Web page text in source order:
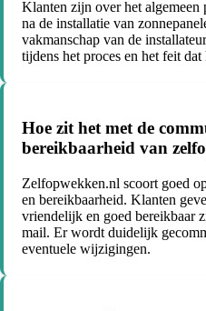
Klanten zijn over het
na de installatie van
vakmanschap van de
tijdens het proces en het feit
Hoe zit het met de
bereikbaarheid van
Zelfopwekken.nl scoort goed
en bereikbaarheid. Klanten
vriendelijk en goed bereikbaar
mail. Er wordt duidelijk
eventuele wijzigingen.